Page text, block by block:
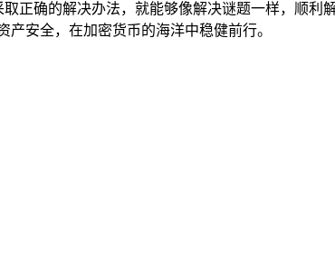
正确的解决办法，就能够像解决谜题一样，顺利
安全，在加密货币的海洋中稳健前行。